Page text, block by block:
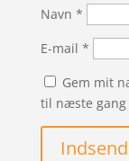
Navn *
E-mail *
Gem mit
til næste gang
Indsend